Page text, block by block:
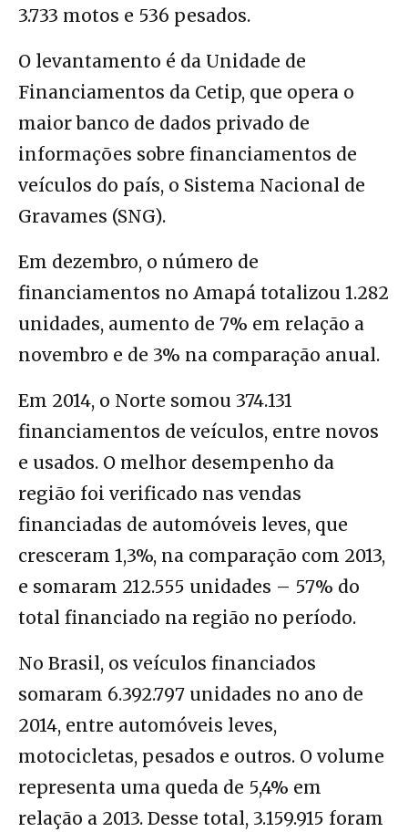
3.733 motos e 536 pesados.
O levantamento é da Unidade de
Financiamentos da Cetip, que opera o
maior banco de dados privado de
informações sobre financiamentos de
veículos do país, o Sistema Nacional de
Gravames (SNG).
Em dezembro, o número de
financiamentos no Amapá totalizou 1.282
unidades, aumento de 7% em relação a
novembro e de 3% na comparação anual.
Em 2014, o Norte somou 374.131
financiamentos de veículos, entre novos
e usados. O melhor desempenho da
região foi verificado nas vendas
financiadas de automóveis leves, que
cresceram 1,3%, na comparação com 2013,
e somaram 212.555 unidades – 57% do
total financiado na região no período.
No Brasil, os veículos financiados
somaram 6.392.797 unidades no ano de
2014, entre automóveis leves,
motocicletas, pesados e outros. O volume
representa uma queda de 5,4% em
relação a 2013. Desse total, 3.159.915 foram